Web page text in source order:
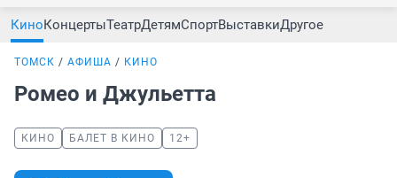
КиноКонцертыТеатрДетямСпортВыставкиДругое
ТОМСК АФИША КИНО
Ромео и Джульетта
КИНО БАЛЕТ В КИНО 12+